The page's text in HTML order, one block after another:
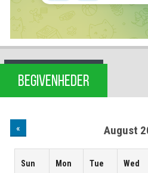
BEGIVENHEDER
« August
Sun Mon Tue Wed